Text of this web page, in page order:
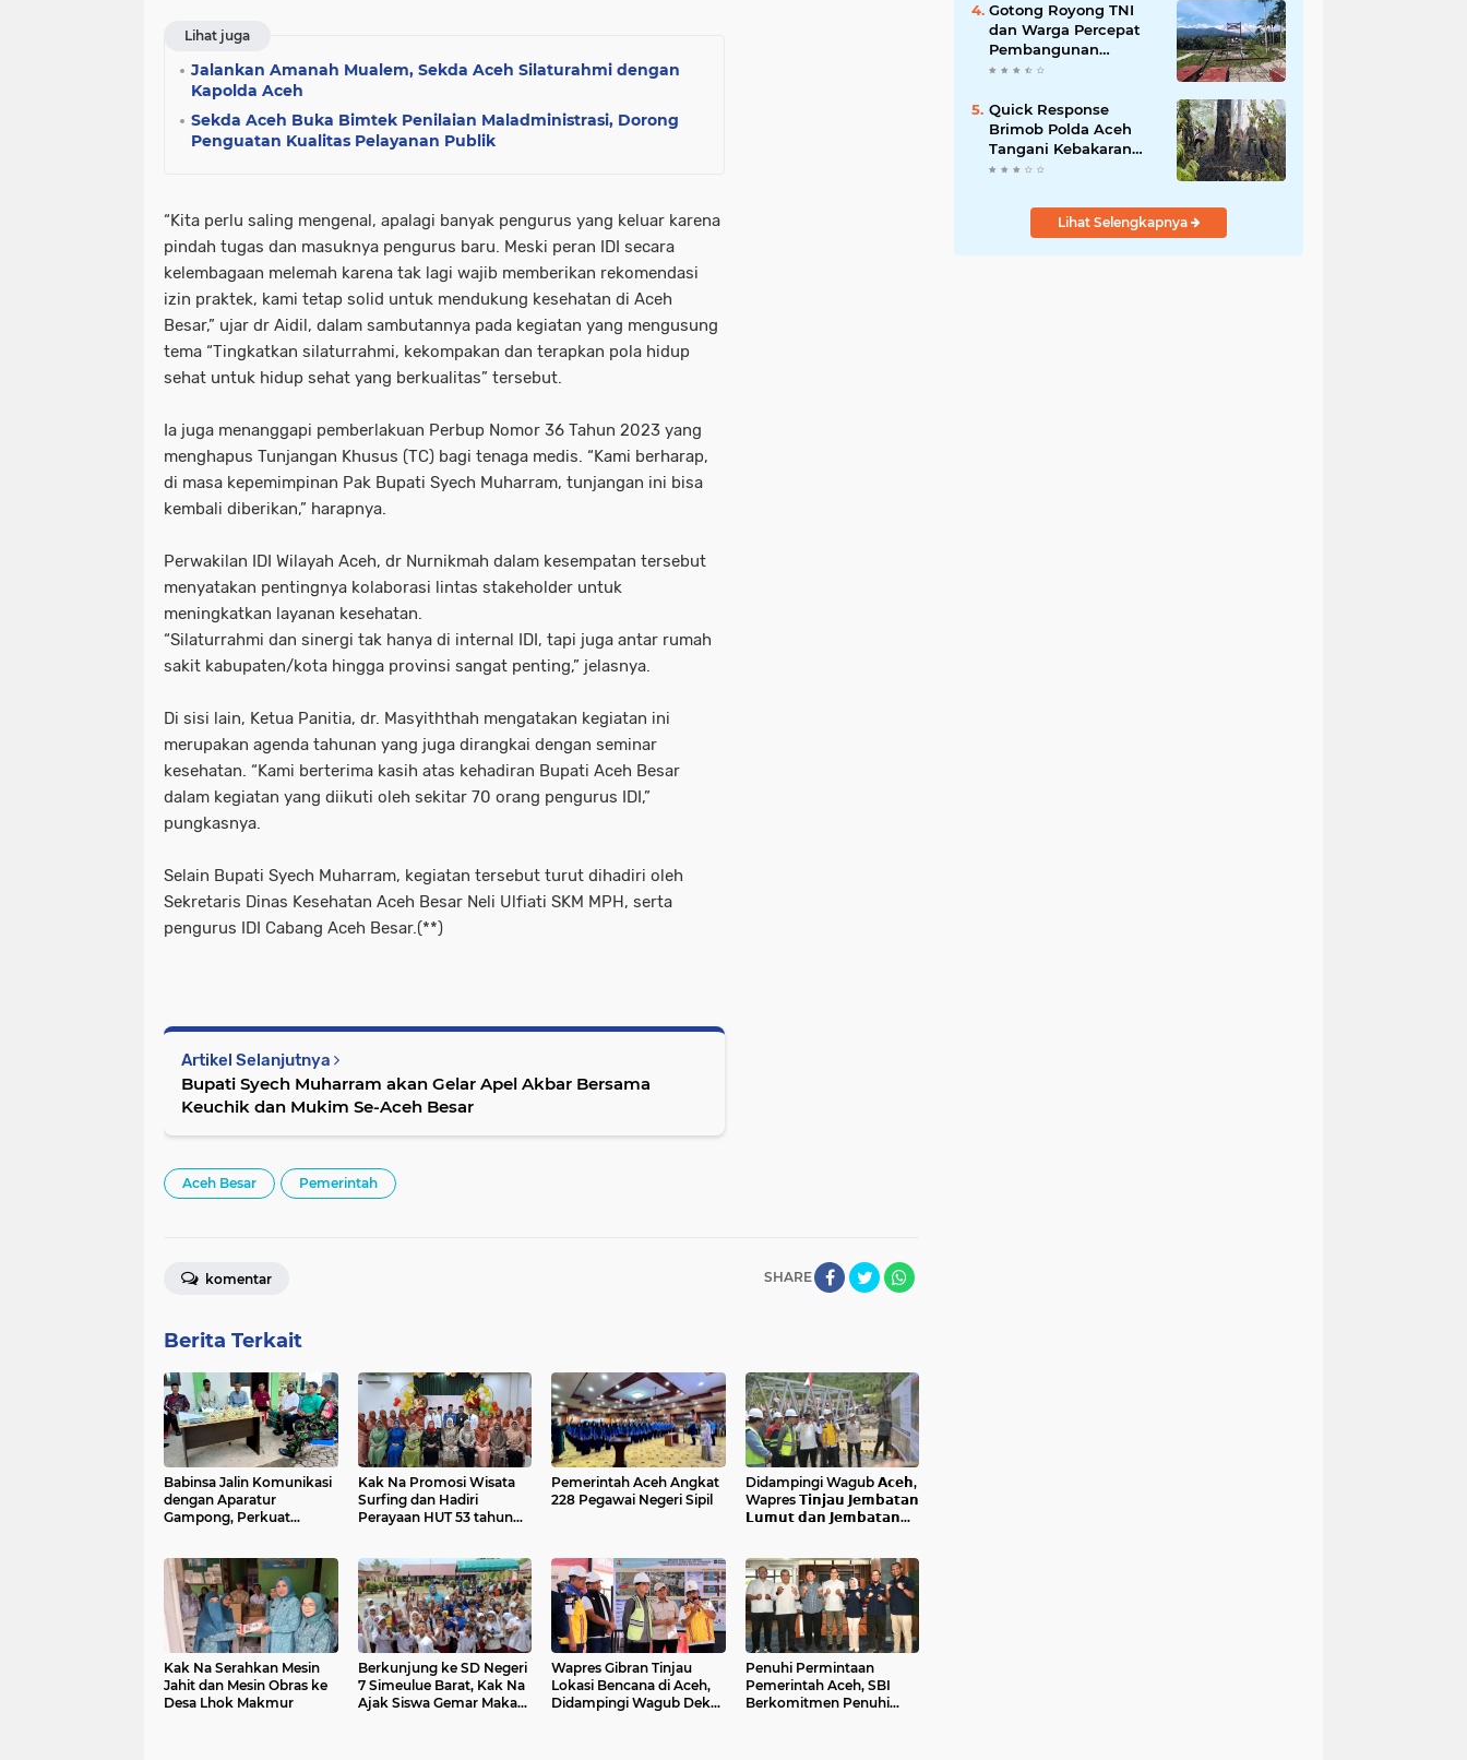
Lihat juga
Jalankan Amanah Mualem, Sekda Aceh Silaturahmi dengan
Kapolda Aceh
Sekda Aceh Buka Bimtek Penilaian Maladministrasi, Dorong
Penguatan Kualitas Pelayanan Publik
“Kita perlu saling mengenal, apalagi banyak pengurus yang keluar karena
pindah tugas dan masuknya pengurus baru. Meski peran IDI secara
kelembagaan melemah karena tak lagi wajib memberikan rekomendasi
izin praktek, kami tetap solid untuk mendukung kesehatan di Aceh
Besar,” ujar dr Aidil, dalam sambutannya pada kegiatan yang mengusung
tema “Tingkatkan silaturrahmi, kekompakan dan terapkan pola hidup
sehat untuk hidup sehat yang berkualitas” tersebut.
Ia juga menanggapi pemberlakuan Perbup Nomor 36 Tahun 2023 yang
menghapus Tunjangan Khusus (TC) bagi tenaga medis. “Kami berharap,
di masa kepemimpinan Pak Bupati Syech Muharram, tunjangan ini bisa
kembali diberikan,” harapnya.
Perwakilan IDI Wilayah Aceh, dr Nurnikmah dalam kesempatan tersebut
menyatakan pentingnya kolaborasi lintas stakeholder untuk
meningkatkan layanan kesehatan.
“Silaturrahmi dan sinergi tak hanya di internal IDI, tapi juga antar rumah
sakit kabupaten/kota hingga provinsi sangat penting,” jelasnya.
Di sisi lain, Ketua Panitia, dr. Masyiththah mengatakan kegiatan ini
merupakan agenda tahunan yang juga dirangkai dengan seminar
kesehatan. “Kami berterima kasih atas kehadiran Bupati Aceh Besar
dalam kegiatan yang diikuti oleh sekitar 70 orang pengurus IDI,”
pungkasnya.
Selain Bupati Syech Muharram, kegiatan tersebut turut dihadiri oleh
Sekretaris Dinas Kesehatan Aceh Besar Neli Ulfiati SKM MPH, serta
pengurus IDI Cabang Aceh Besar.(**)
Artikel Selanjutnya
Bupati Syech Muharram akan Gelar Apel Akbar Bersama
Keuchik dan Mukim Se-Aceh Besar
Aceh Besar Pemerintah
SHARE
komentar
Berita Terkait
Babinsa Jalin Komunikasi
dengan Aparatur
Gampong, Perkuat
Kak Na Promosi Wisata
Surfing dan Hadiri
Perayaan HUT 53 tahun
Pemerintah Aceh Angkat
228 Pegawai Negeri Sipil
Didampingi Wagub 𝗔𝗰𝗲𝗵,
Wapres 𝗧𝗶𝗻𝗷𝗮𝘂 𝗝𝗲𝗺𝗯𝗮𝘁𝗮𝗻
𝗟𝘂𝗺𝘂𝘁 𝗱𝗮𝗻 𝗝𝗲𝗺𝗯𝗮𝘁𝗮𝗻
Kak Na Serahkan Mesin
Jahit dan Mesin Obras ke
Desa Lhok Makmur
Berkunjung ke SD Negeri
7 Simeulue Barat, Kak Na
Ajak Siswa Gemar Makan
Wapres Gibran Tinjau
Lokasi Bencana di Aceh,
Didampingi Wagub Dek
Penuhi Permintaan
Pemerintah Aceh, SBI
Berkomitmen Penuhi
Gotong Royong TNI
dan Warga Percepat
Pembangunan
Jembatan Gantung
Aceh Tenggara
Quick Response
Brimob Polda Aceh
Tangani Kebakaran
Hutan di Lembah
Lihat Selengkapnya